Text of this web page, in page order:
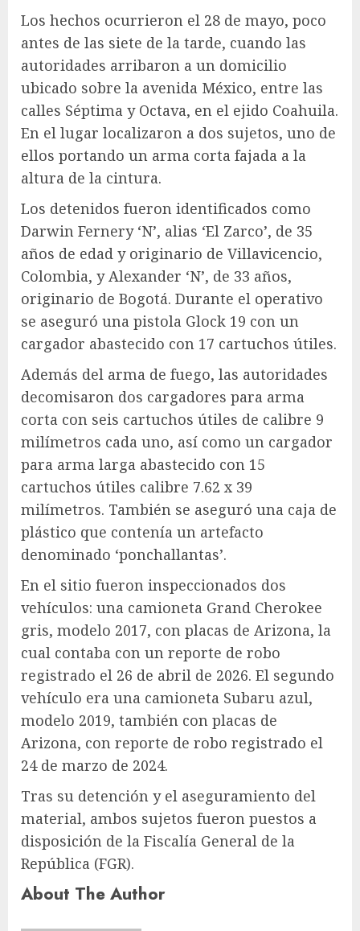
Los hechos ocurrieron el 28 de mayo, poco
antes de las siete de la tarde, cuando las
autoridades arribaron a un domicilio
ubicado sobre la avenida México, entre las
calles Séptima y Octava, en el ejido Coahuila.
En el lugar localizaron a dos sujetos, uno de
ellos portando un arma corta fajada a la
altura de la cintura.
Los detenidos fueron identificados como
Darwin Fernery ‘N’, alias ‘El Zarco’, de 35
años de edad y originario de Villavicencio,
Colombia, y Alexander ‘N’, de 33 años,
originario de Bogotá. Durante el operativo
se aseguró una pistola Glock 19 con un
cargador abastecido con 17 cartuchos útiles.
Además del arma de fuego, las autoridades
decomisaron dos cargadores para arma
corta con seis cartuchos útiles de calibre 9
milímetros cada uno, así como un cargador
para arma larga abastecido con 15
cartuchos útiles calibre 7.62 x 39
milímetros. También se aseguró una caja de
plástico que contenía un artefacto
denominado ‘ponchallantas’.
En el sitio fueron inspeccionados dos
vehículos: una camioneta Grand Cherokee
gris, modelo 2017, con placas de Arizona, la
cual contaba con un reporte de robo
registrado el 26 de abril de 2026. El segundo
vehículo era una camioneta Subaru azul,
modelo 2019, también con placas de
Arizona, con reporte de robo registrado el
24 de marzo de 2024.
Tras su detención y el aseguramiento del
material, ambos sujetos fueron puestos a
disposición de la Fiscalía General de la
República (FGR).
About The Author